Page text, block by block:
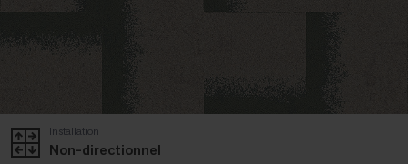
Non-directionnel
Installation